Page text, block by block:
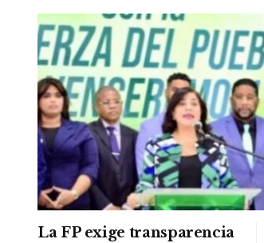
La FP exige transparencia